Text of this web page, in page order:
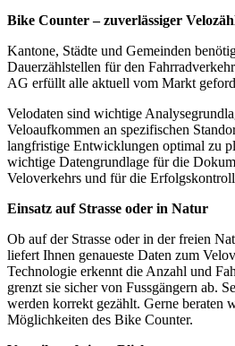
Bike Counter – zuverlässiger
Kantone, Städte und Gemeinden
Dauerzählstellen für den
AG erfüllt alle aktuell vom Markt
Velodaten sind wichtige
Veloaufkommen an spezifischen
langfristige Entwicklungen optimal zu
wichtige Datengrundlage für die
Veloverkehrs und für die
Einsatz auf Strasse oder in Natur
Ob auf der Strasse oder in der freien
liefert Ihnen genaueste Daten zum
Technologie erkennt die Anzahl und
grenzt sie sicher von Fussgängern ab.
werden korrekt gezählt. Gerne beraten
Möglichkeiten des Bike Counter.